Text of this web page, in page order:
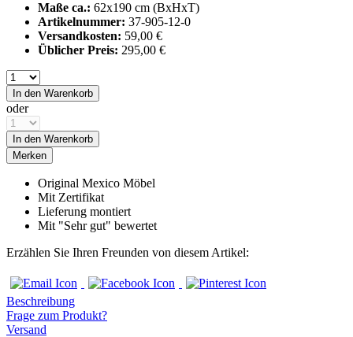
Maße ca.: 62x190 cm (BxHxT)
Artikelnummer: 37-905-12-0
Versandkosten: 59,00 €
Üblicher Preis: 295,00 €
In den Warenkorb
oder
In den Warenkorb
Merken
Original Mexico Möbel
Mit Zertifikat
Lieferung montiert
Mit "Sehr gut" bewertet
Erzählen Sie Ihren Freunden von diesem Artikel:
Beschreibung
Frage zum Produkt?
Versand